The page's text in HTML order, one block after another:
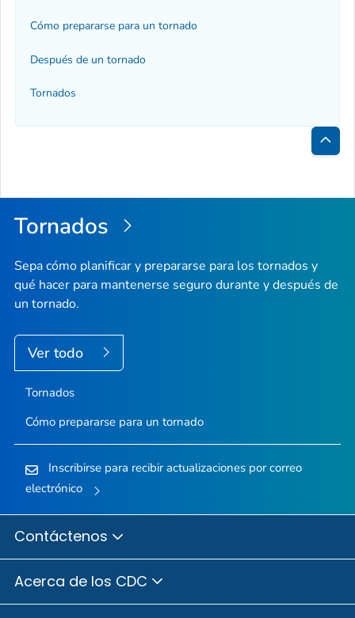
Cómo prepararse para un tornado
Después de un tornado
Tornados
la
Tornados
Sepa cómo planificar y prepararse para los tornados y
qué hacer para mantenerse seguro durante y después de
un tornado.
Ver todo
Tornados
Cómo prepararse para un tornado
Inscribirse para recibir actualizaciones por correo
electrónico
Contáctenos
Acerca de los CDC